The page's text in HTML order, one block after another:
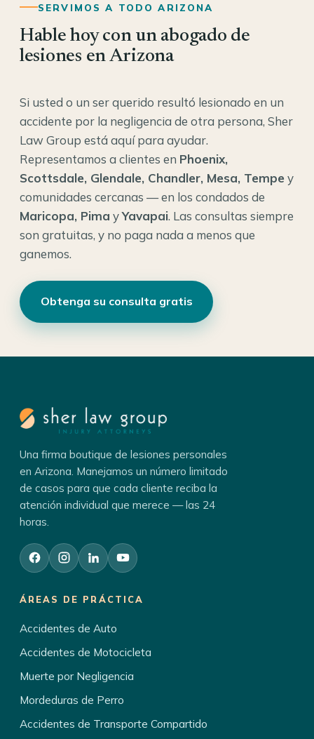
SERVIMOS A TODO ARIZONA
Hable hoy con un abogado de
lesiones en Arizona
Si usted o un ser querido resultó lesionado en un
accidente por la negligencia de otra persona, Sher
Law Group está aquí para ayudar.
Representamos a clientes en Phoenix,
Scottsdale, Glendale, Chandler, Mesa, Tempe y
comunidades cercanas — en los condados de
Maricopa, Pima yYavapai. Las consultas siempre
son gratuitas, y no paga nada a menos que
ganemos.
Obtenga su consulta gratis
Una firma boutique de lesiones personales
en Arizona. Manejamos un número limitado
de casos para que cada cliente reciba la
atención individual que merece — las 24
horas.
ÁREAS DE PRÁCTICA
Accidentes de Auto
Accidentes de Motocicleta
Muerte por Negligencia
Mordeduras de Perro
Accidentes de Transporte Compartido